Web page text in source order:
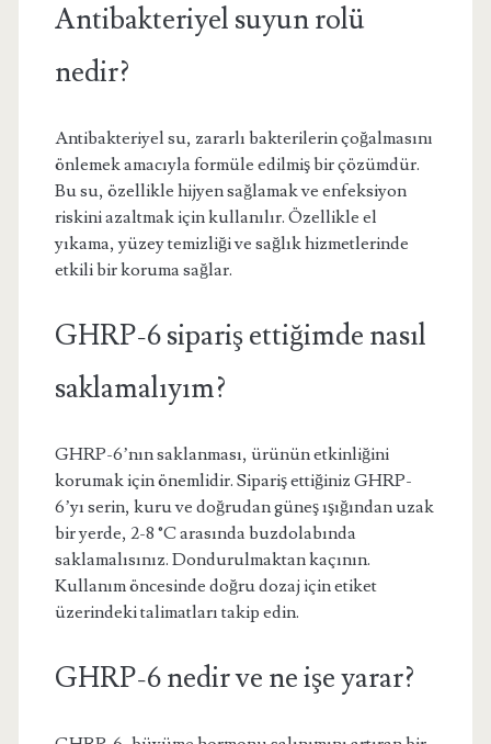
Antibakteriyel suyun rolü
nedir?
Antibakteriyel su, zararlı bakterilerin çoğalmasını
önlemek amacıyla formüle edilmiş bir çözümdür.
Bu su, özellikle hijyen sağlamak ve enfeksiyon
riskini azaltmak için kullanılır. Özellikle el
yıkama, yüzey temizliği ve sağlık hizmetlerinde
etkili bir koruma sağlar.
GHRP-6 sipariş ettiğimde nasıl
saklamalıyım?
GHRP-6’nın saklanması, ürünün etkinliğini
korumak için önemlidir. Sipariş ettiğiniz GHRP-
6’yı serin, kuru ve doğrudan güneş ışığından uzak
bir yerde, 2-8 °C arasında buzdolabında
saklamalısınız. Dondurulmaktan kaçının.
Kullanım öncesinde doğru dozaj için etiket
üzerindeki talimatları takip edin.
GHRP-6 nedir ve ne işe yarar?